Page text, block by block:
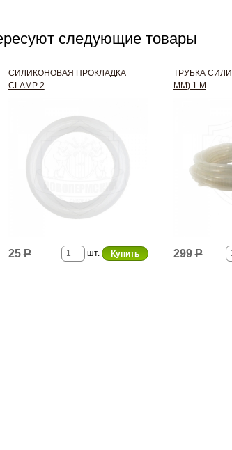
следующие товары
СИЛИКОНОВАЯ ПРОКЛАДКА
CLAMP 2
шт.
25Р
ТРУБКА
ММ) 1 М
299Р